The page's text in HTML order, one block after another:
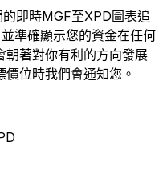
即時MGF至XPD圖表追
準確顯示您的資金在任何
朝著對你有利的方向發展
位時我們會通知您。